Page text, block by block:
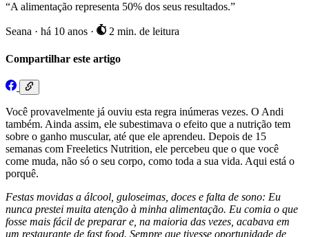
“A alimentação representa 50% dos seus resultados.”
Seana · há 10 anos · 2 min. de leitura
Compartilhar este artigo
Você provavelmente já ouviu esta regra inúmeras vezes. O Andi
também. Ainda assim, ele subestimava o efeito que a nutrição tem
sobre o ganho muscular, até que ele aprendeu. Depois de 15
semanas com Freeletics Nutrition, ele percebeu que o que você
come muda, não só o seu corpo, como toda a sua vida. Aqui está o
porquê.
Festas movidas a álcool, guloseimas, doces e falta de sono: Eu
nunca prestei muita atenção à minha alimentação. Eu comia o que
fosse mais fácil de preparar e, na maioria das vezes, acabava em
um restaurante de fast food. Sempre que tivesse oportunidade de